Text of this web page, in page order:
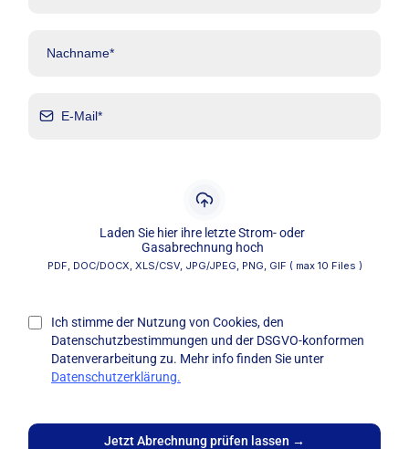
Laden Sie hier ihre letzte Strom- oder
Gasabrechnung hoch
PDF, DOC/DOCX, XLS/CSV, JPG/JPEG, PNG, GIF ( max 10 Files )
Ich stimme der Nutzung von Cookies, den
Datenschutzbestimmungen und der DSGVO-konformen
Datenverarbeitung zu. Mehr info finden Sie unter
Datenschutzerklärung.
Jetzt Abrechnung prüfen lassen →